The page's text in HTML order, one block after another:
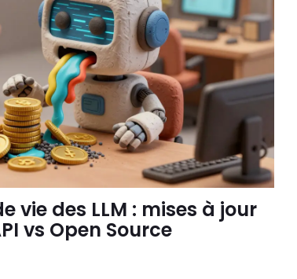
vie des LLM : mises à jour
vs Open Source